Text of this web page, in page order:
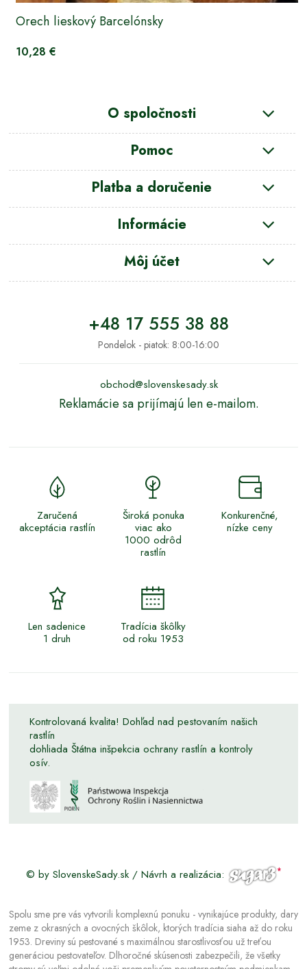
Orech lieskový Barcelónsky
10,28 €
O spoločnosti
Pomoc
Platba a doručenie
Informácie
Môj účet
+48 17 555 38 88
Pondelok - piatok: 8:00-16:00
obchod@slovenskesady.sk
Reklamácie sa prijímajú len e-mailom.
Zaručená
akceptácia rastlín
Široká ponuka
viac ako
1000 odrôd
rastlín
Konkurenčné,
nízke ceny
Len sadenice
1 druh
Tradícia škôlky
od roku 1953
Kontrolovaná kvalita! Dohľad nad pestovaním našich
rastlín
dohliada Štátna inšpekcia ochrany rastlín a kontroly
osív.
© by SlovenskeSady.sk / Návrh a realizácia:
Spolu sme pre vás vytvorili komplexnú ponuku - vynikajúce produkty, dary
zeme z okrasných a ovocných škôlok, ktorých tradícia siaha až do roku
1953. Dreviny sú pestované s maximálnou starostlivosťou už treťou
generáciou pestovateľov. Dlhoročné skúsenosti zabezpečili, že všetky